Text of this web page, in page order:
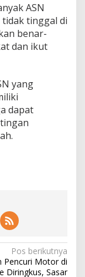
ASN
tinggal di
benar-
dan ikut
yang
dapat
Pos berikutnya
Pencuri Motor di
Diringkus, Sasar